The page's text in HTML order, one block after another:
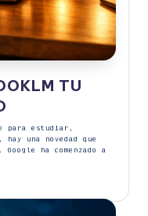
TU
para estudiar,
una novedad que
ha comenzado a